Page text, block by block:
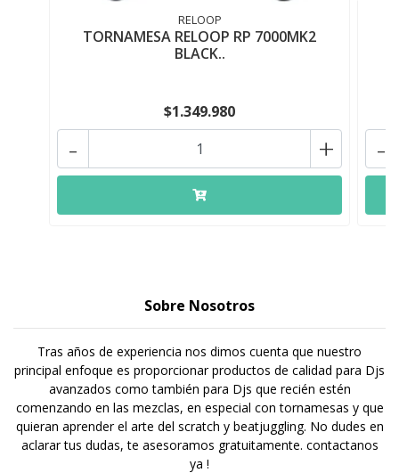
RELOOP
TORNAMESA RELOOP RP 7000MK2
BLACK..
$1.349.980
+
- -
Sobre Nosotros
Tras años de experiencia nos dimos cuenta que nuestro
principal enfoque es proporcionar productos de calidad para Djs
avanzados como también para Djs que recién estén
comenzando en las mezclas, en especial con tornamesas y que
quieran aprender el arte del scratch y beatjuggling. No dudes en
aclarar tus dudas, te asesoramos gratuitamente. contactanos
ya !